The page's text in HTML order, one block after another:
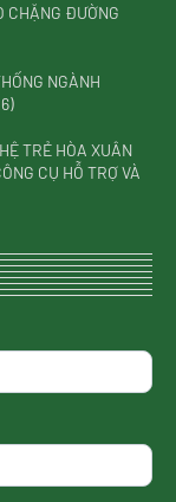
CHẶNG ĐƯỜNG
NGÀNH
TRẺ HÒA XUÂN
CỤ HỖ TRỢ VÀ